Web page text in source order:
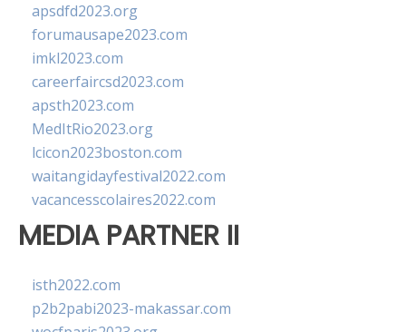
apsdfd2023.org
forumausape2023.com
imkl2023.com
careerfaircsd2023.com
apsth2023.com
MedItRio2023.org
lcicon2023boston.com
waitangidayfestival2022.com
vacancesscolaires2022.com
MEDIA PARTNER II
isth2022.com
p2b2pabi2023-makassar.com